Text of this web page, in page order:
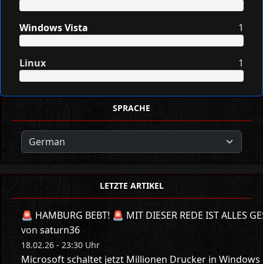
Windows Vista 1
Linux 1
SPRACHE
LETZTE ARTIKEL
🚨 HAMBURG BEBT! 🚨 MIT DIESER REDE IST ALLES
von saturn36
18.02.26 - 23:30 Uhr
Microsoft schaltet jetzt Millionen Drucker in Windows